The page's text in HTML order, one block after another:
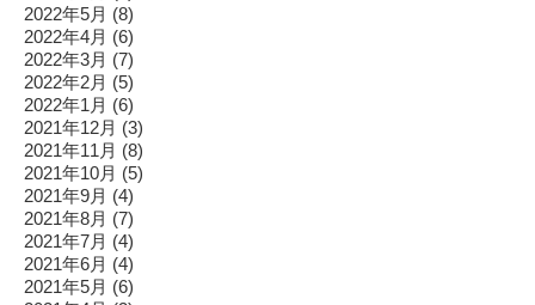
2022年5月 (8)
2022年4月 (6)
2022年3月 (7)
2022年2月 (5)
2022年1月 (6)
2021年12月 (3)
2021年11月 (8)
2021年10月 (5)
2021年9月 (4)
2021年8月 (7)
2021年7月 (4)
2021年6月 (4)
2021年5月 (6)